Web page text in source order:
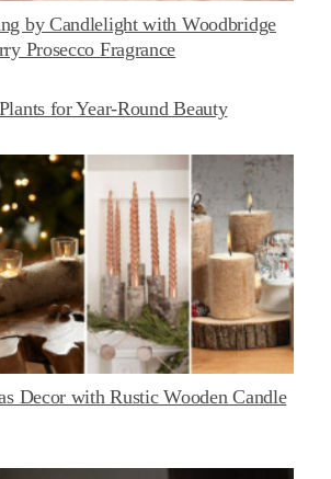
by Candlelight with Woodbridge
Prosecco Fragrance
for Year-Round Beauty
Decor with Rustic Wooden Candle